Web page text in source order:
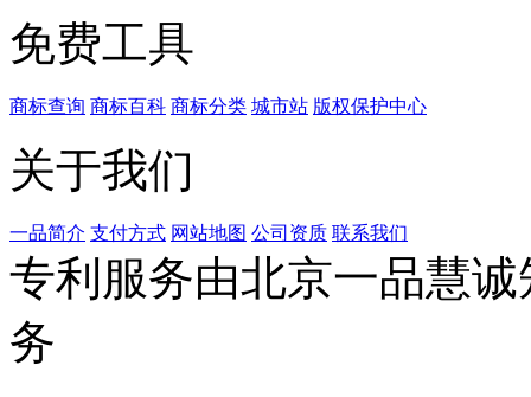
免费工具
商标查询 商标百科 商标分类 城市站 版权保护中心
关于我们
一品简介 支付方式 网站地图 公司资质 联系我们
专利服务由北京一品慧
务